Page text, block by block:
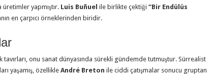
yapmıştır. Luis Buñuel ile birlikte çektiği “Bir Endülüs
en çarpıcı örneklerinden biridir.
tavırları, onu sanat dünyasında sürekli gündemde tutmuştur. Sürrealist
yaşamış, özellikle André Breton ile ciddi çatışmalar sonucu gruptan